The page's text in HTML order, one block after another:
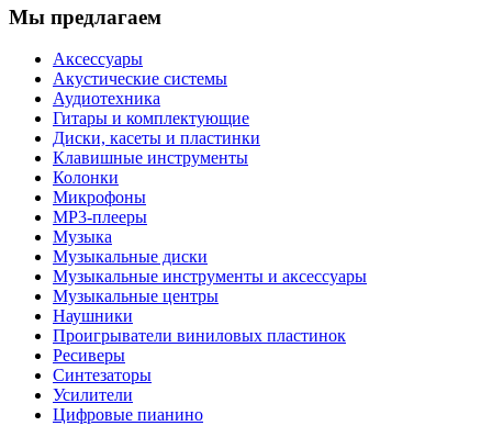
Мы предлагаем
Аксессуары
Акустические системы
Аудиотехника
Гитары и комплектующие
Диски, касеты и пластинки
Клавишные инструменты
Колонки
Микрофоны
МР3-плееры
Музыка
Музыкальные диски
Музыкальные инструменты и аксессуары
Музыкальные центры
Наушники
Проигрыватели виниловых пластинок
Ресиверы
Синтезаторы
Усилители
Цифровые пианино